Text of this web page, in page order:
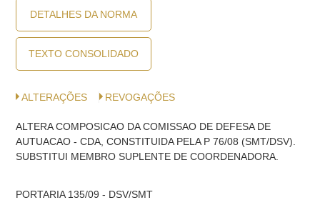
DETALHES DA NORMA
TEXTO CONSOLIDADO
ALTERAÇÕES REVOGAÇÕES
ALTERA COMPOSICAO DA COMISSAO DE DEFESA DE
AUTUACAO - CDA, CONSTITUIDA PELA P 76/08 (SMT/DSV).
SUBSTITUI MEMBRO SUPLENTE DE COORDENADORA.
PORTARIA 135/09 - DSV/SMT